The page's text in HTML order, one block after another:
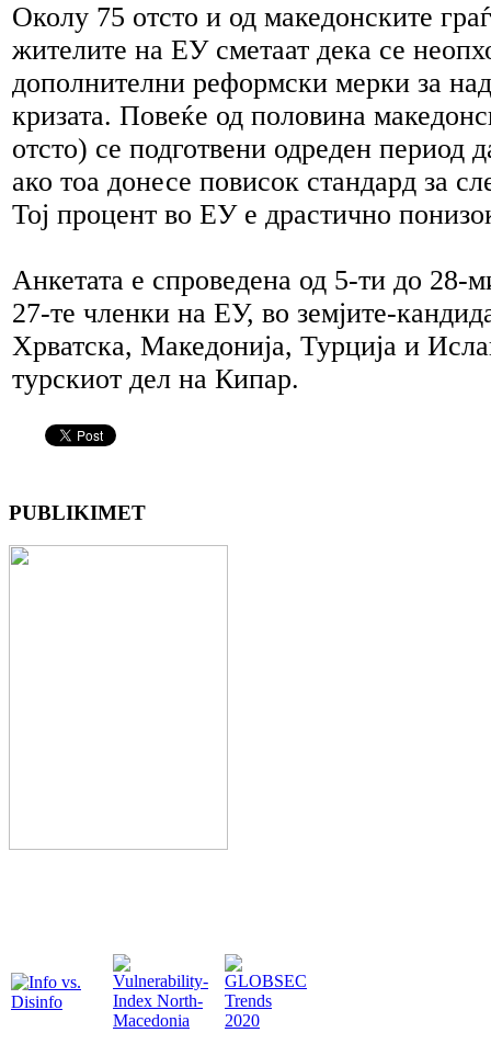
Околу 75 отсто и од македонските
жителите на ЕУ сметаат дека се
дополнителни реформски мерки за
кризата. Повеќе од половина
отсто) се подготвени одреден период
ако тоа донесе повисок стандард за
Тој процент во ЕУ е драстично
Анкетата е спроведена од 5-ти до 28-
27-те членки на ЕУ, во земјите-
Хрватска, Македонија, Турција и
турскиот дел на Кипар.
PUBLIKIMET